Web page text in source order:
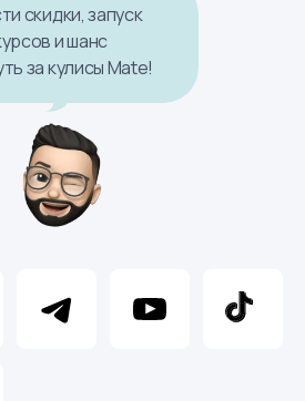
скидки, запуск
и шанс
за кулисы Mate!